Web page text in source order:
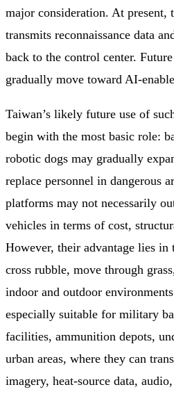
major consideration. At present,
transmits reconnaissance data
back to the control center.
gradually move toward AI-
Taiwan’s likely future use of
begin with the most basic role:
robotic dogs may gradually
replace personnel in dangerous
platforms may not necessarily
vehicles in terms of cost,
However, their advantage lies
cross rubble, move through
indoor and outdoor
especially suitable for military
facilities, ammunition depots,
urban areas, where they can
imagery, heat-source data,